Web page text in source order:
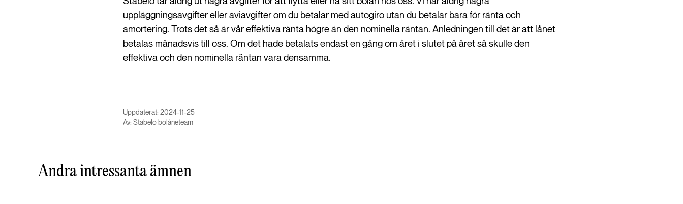
uppläggningsavgifter eller aviavgifter om du betalar med autogiro utan du betalar bara för ränta och
amortering. Trots det så är vår effektiva ränta högre än den nominella räntan. Anledningen till det är att lånet
betalas månadsvis till oss. Om det hade betalats endast en gång om året i slutet på året så skulle den
effektiva och den nominella räntan vara densamma.
Uppdaterat: 2024-11-25
Av: Stabelo bolåneteam
Andra intressanta ämnen